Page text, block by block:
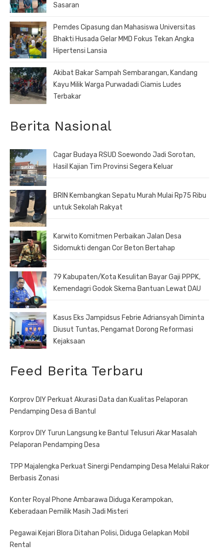
Sasaran
Pemdes Cipasung dan Mahasiswa Universitas
Bhakti Husada Gelar MMD Fokus Tekan Angka
Hipertensi Lansia
Akibat Bakar Sampah Sembarangan, Kandang
Kayu Milik Warga Purwadadi Ciamis Ludes
Terbakar
Berita Nasional
Cagar Budaya RSUD Soewondo Jadi Sorotan,
Hasil Kajian Tim Provinsi Segera Keluar
BRIN Kembangkan Sepatu Murah Mulai Rp75 Ribu
untuk Sekolah Rakyat
Karwito Komitmen Perbaikan Jalan Desa
Sidomukti dengan Cor Beton Bertahap
79 Kabupaten/Kota Kesulitan Bayar Gaji PPPK,
Kemendagri Godok Skema Bantuan Lewat DAU
Kasus Eks Jampidsus Febrie Adriansyah Diminta
Diusut Tuntas, Pengamat Dorong Reformasi
Kejaksaan
Feed Berita Terbaru
Korprov DIY Perkuat Akurasi Data dan Kualitas Pelaporan
Pendamping Desa di Bantul
Korprov DIY Turun Langsung ke Bantul Telusuri Akar Masalah
Pelaporan Pendamping Desa
TPP Majalengka Perkuat Sinergi Pendamping Desa Melalui Rakor
Berbasis Zonasi
Konter Royal Phone Ambarawa Diduga Kerampokan,
Keberadaan Pemilik Masih Jadi Misteri
Pegawai Kejari Blora Ditahan Polisi, Diduga Gelapkan Mobil
Rental